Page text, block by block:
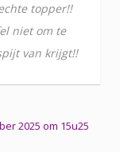
topper!!
niet om te
van krijgt!!
2025 om 15u25